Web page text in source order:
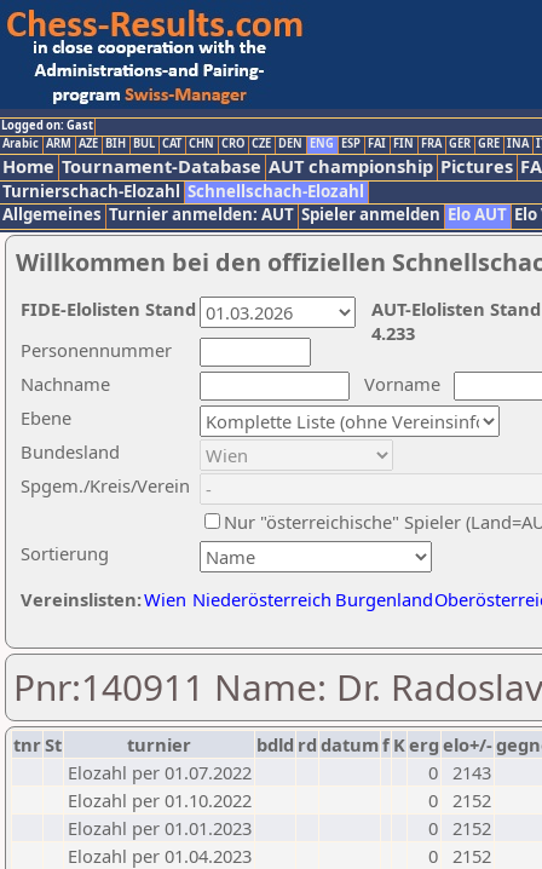
Logged on: Gast
Arabic ARM AZE BIH BUL CAT CHN CRO CZE DEN ENG ESP FAI FIN FRA GER GRE INA
Home Tournament-Database AUT championship Pictures
Turnierschach-Elozahl Schnellschach-Elozahl
Allgemeines Turnier anmelden: AUT Spieler anmelden Elo AUT
Willkommen bei den offiziellen
Nachname
Vorname
Ebene
Sortierung
Personennummer
Bundesland
Spgem./Kreis/Verein
Nur "österreichische" Spieler
Vereinslisten:Wien Niederösterreich Burgenland
AUT-Elolisten
4.233
FIDE-Elolisten Stand
Pnr:140911 Name: Dr.
tnrSt turnier bdld rd datumf Kerg elo+/-
Elozahl per 01.07.2022
0 2143
Elozahl per 01.10.2022
0 2152
Elozahl per 01.01.2023
0 2152
Elozahl per 01.04.2023
0 2152